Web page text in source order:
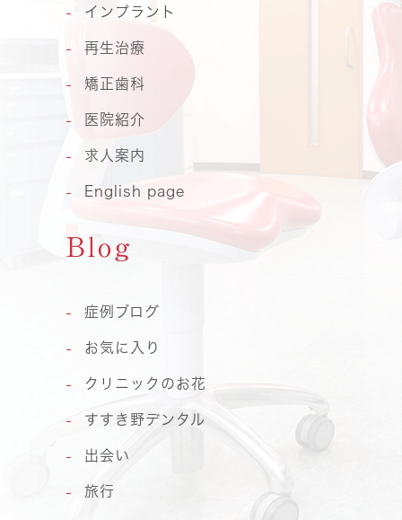
インプラント
再生治療
矯正歯科
医院紹介
求人案内
English page
Blog
症例ブログ
お気に入り
クリニックのお花
すすき野デンタル
出会い
旅行